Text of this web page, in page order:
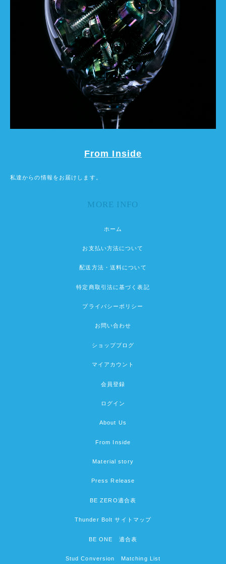
From Inside
私達からの情報をお届けします。
MORE INFO
ホーム
お支払い方法について
配送方法・送料について
特定商取引法に基づく表記
プライバシーポリシー
お問い合わせ
ショップブログ
マイアカウント
会員登録
ログイン
About Us
From Inside
Material story
Press Release
BE ZERO適合表
Thunder Bolt サイトマップ
BE ONE 適合表
Stud Conversion Matching List